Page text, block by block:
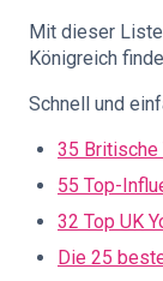
Mit dieser
Königreich
Schnell und
35 Britische
55 Top-
32 Top UK
Die 25